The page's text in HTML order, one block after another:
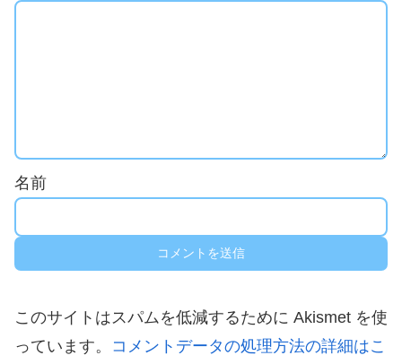
名前
このサイトはスパムを低減するために Akismet を使
っています。 コメントデータの処理方法の詳細はこ